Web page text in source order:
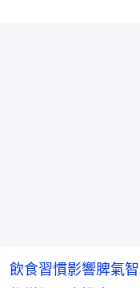
飲食習慣影響脾氣